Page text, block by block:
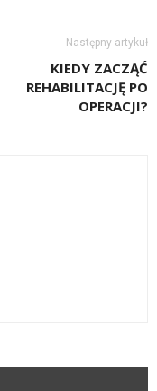
Następny artykuł
KIEDY ZACZĄĆ
REHABILITACJĘ PO
OPERACJI?